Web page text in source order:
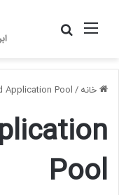
منو
خانه /
Application Pool
Pool